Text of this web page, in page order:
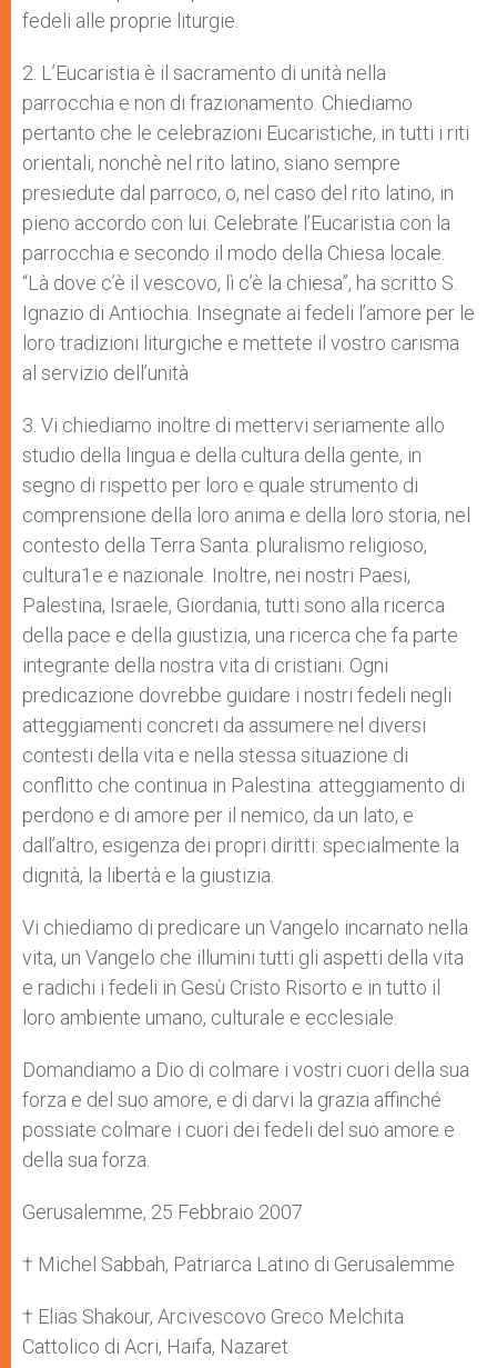
fedeli alle proprie liturgie.
2. L’Eucaristia è il sacramento di unità nella
parrocchia e non di frazionamento. Chiediamo
pertanto che le celebrazioni Eucaristiche, in tutti i riti
orientali, nonchè nel rito latino, siano sempre
presiedute dal parroco, o, nel caso del rito latino, in
pieno accordo con lui. Celebrate l’Eucaristia con la
parrocchia e secondo il modo della Chiesa locale.
“Là dove c’è il vescovo, lì c’è la chiesa”, ha scritto S.
Ignazio di Antiochia. Insegnate ai fedeli l’amore per le
loro tradizioni liturgiche e mettete il vostro carisma
al servizio dell’unità
3. Vi chiediamo inoltre di mettervi seriamente allo
studio della lingua e della cultura della gente, in
segno di rispetto per loro e quale strumento di
comprensione della loro anima e della loro storia, nel
contesto della Terra Santa: pluralismo religioso,
cultura1e e nazionale. Inoltre, nei nostri Paesi,
Palestina, Israele, Giordania, tutti sono alla ricerca
della pace e della giustizia, una ricerca che fa parte
integrante della nostra vita di cristiani. Ogni
predicazione dovrebbe guidare i nostri fedeli negli
atteggiamenti concreti da assumere nel diversi
contesti della vita e nella stessa situazione di
conflitto che continua in Palestina: atteggiamento di
perdono e di amore per il nemico, da un lato, e
dall’altro, esigenza dei propri diritti: specialmente la
dignità, la libertà e la giustizia.
Vi chiediamo di predicare un Vangelo incarnato nella
vita, un Vangelo che illumini tutti gli aspetti della vita
e radichi i fedeli in Gesù Cristo Risorto e in tutto il
loro ambiente umano, culturale e ecclesiale.
Domandiamo a Dio di colmare i vostri cuori della sua
forza e del suo amore, e di darvi la grazia affinché
possiate colmare i cuori dei fedeli del suo amore e
della sua forza.
Gerusalemme, 25 Febbraio 2007
† Michel Sabbah, Patriarca Latino di Gerusalemme
† Elias Shakour, Arcivescovo Greco Melchita
Cattolico di Acri, Haifa, Nazaret